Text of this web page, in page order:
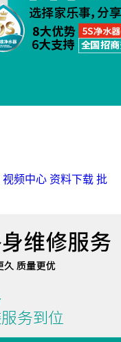
视频中心 资料下载 批